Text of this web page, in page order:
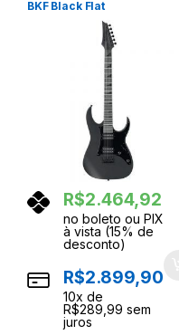
BKF Black Flat
R$2.464,92
no boleto ou PIX
à vista (15% de
desconto)
R$2.899,90
10x de
R$289,99 sem
juros